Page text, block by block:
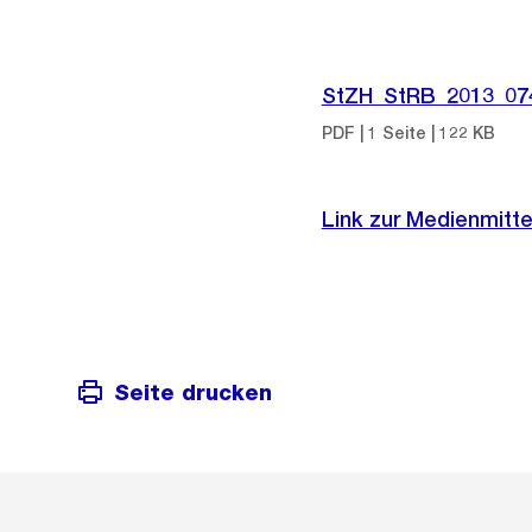
PDF | 1 Seite | 122 KB
Link zur
Seite drucken